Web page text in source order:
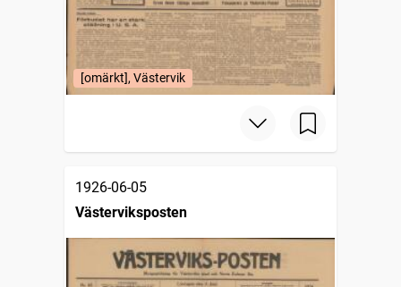
[omärkt], Västervik
1926-06-05
Västerviksposten